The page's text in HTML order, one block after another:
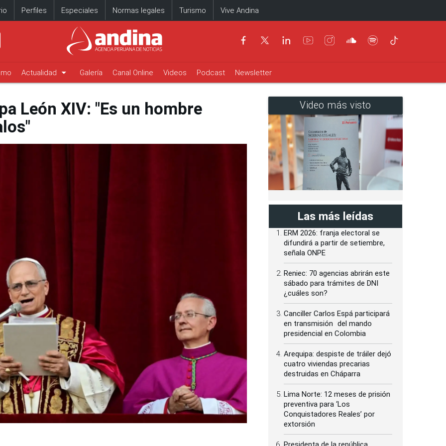
Perfiles Especiales Normas legales Turismo Vive Andina
Actualidad arrow_drop_down Galería Canal Online Videos Podcast Newsletter
León XIV: "Es un hombre
Video más visto
Las más leídas
ERM 2026: franja electoral se
difundirá a partir de setiembre,
señala ONPE
Reniec: 70 agencias abrirán este
sábado para trámites de DNI
¿cuáles son?
Canciller Carlos Espá participará
en transmisión del mando
presidencial en Colombia
Arequipa: despiste de tráiler dejó
cuatro viviendas precarias
destruidas en Cháparra
Lima Norte: 12 meses de prisión
preventiva para ‘Los
Conquistadores Reales’ por
extorsión